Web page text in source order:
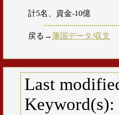
計5名、資金-10億
戻る→藩国データ/収支
Last
Keyword(s):